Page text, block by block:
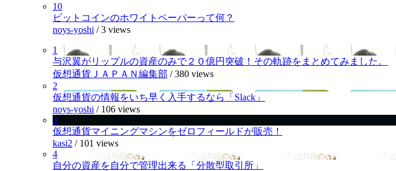
10
ビットコインのホワイトペーパーって何？
noys-yoshi /3 views
1
与沢翼がリップルの資産のみで２０億円突破！その軌跡をまとめてみました。
仮想通貨ＪＡＰＡＮ編集部 /380 views
2
仮想通貨の情報をいち早く入手するなら「Slack」
noys-yoshi / 106 views
3
仮想通貨マイニングマシンをゼロフィールドが販売！
kasi2 / 101 views
4
自分の資産を自分で管理出来る「分散型取引所」